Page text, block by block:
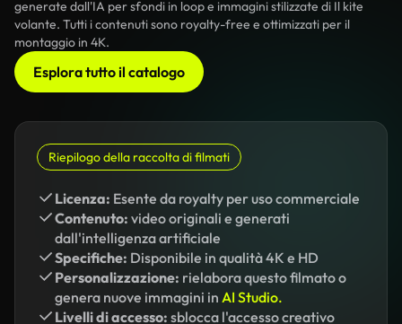
generate dall'IA per sfondi in loop e immagini stilizzate di Il kite
volante. Tutti i contenuti sono royalty-free e ottimizzati per il
montaggio in 4K.
Esplora tutto il catalogo
Riepilogo della raccolta di filmati
Licenza: Esente da royalty per uso commerciale
Contenuto: video originali e generati
dall'intelligenza artificiale
Specifiche: Disponibile in qualità 4K e HD
Personalizzazione: rielabora questo filmato o
genera nuove immagini in AI Studio.
Livelli di accesso: sblocca l'accesso creativo